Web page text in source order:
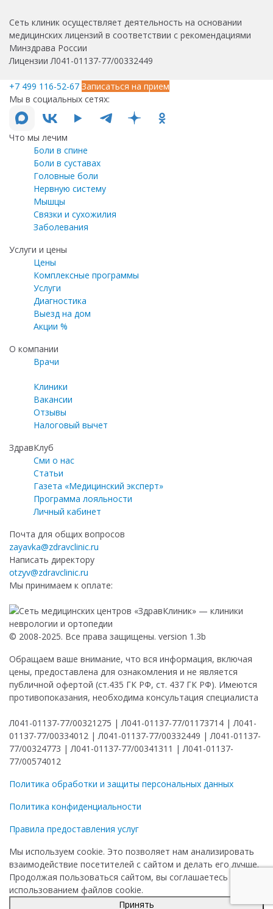
Сеть клиник осуществляет деятельность на основании
медицинских лицензий в соответствии с рекомендациями
Минздрава России
Лицензии Л041-01137-77/00332449
+7 499 116-52-67 Записаться на прием
Мы в социальных сетях:
Что мы лечим
Боли в спине
Боли в суставах
Головные боли
Нервную систему
Мышцы
Связки и сухожилия
Заболевания
Услуги и цены
Цены
Комплексные программы
Услуги
Диагностика
Выезд на дом
Акции %
О компании
Врачи
Клиники
Вакансии
Отзывы
Налоговый вычет
ЗдравКлуб
Сми о нас
Статьи
Газета «Медицинский эксперт»
Программа лояльности
Личный кабинет
Почта для общих вопросов
zayavka@zdravclinic.ru
Написать директору
otzyv@zdravclinic.ru
Мы принимаем к оплате:
© 2008-2025. Все права защищены. version 1.3b
Обращаем ваше внимание, что вся информация, включая
цены, предоставлена для ознакомления и не является
публичной офертой (ст.435 ГК РФ, ст. 437 ГК РФ). Имеются
противопоказания, необходима консультация специалиста
Л041-01137-77/00321275 | Л041-01137-77/01173714 | Л041-
01137-77/00334012 | Л041-01137-77/00332449 | Л041-01137-
77/00324773 | Л041-01137-77/00341311 | Л041-01137-
77/00574012
Политика обработки и защиты персональных данных
Политика конфиденциальности
Правила предоставления услуг
Мы используем cookie. Это позволяет нам анализировать
взаимодействие посетителей с сайтом и делать его лучше.
Продолжая пользоваться сайтом, вы соглашаетесь с
использованием файлов cookie.
Принять